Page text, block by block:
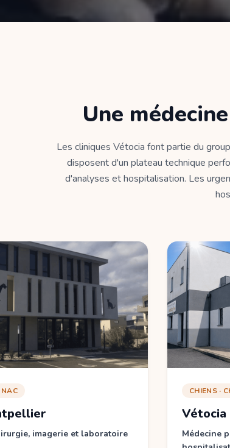
Une
Les cliniques Vétocia font partie du
disposent d'un plateau technique
d'analyses et hospitalisation. Les
NAC
imagerie et laboratoire
CHIENS ·
Vétocia
Médecine